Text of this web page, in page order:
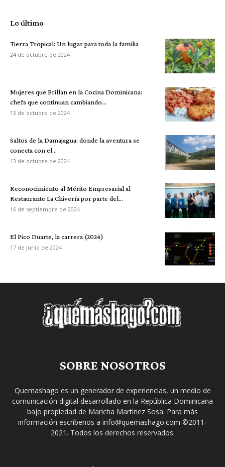
Lo último
Tierra Tropical: Un lugar para toda la familia
24 de octubre de 2024
Mujeres que Brillan en la Cocina Dominicana:
chefs que continuan cambiando...
13 de octubre de 2024
Saltos de la Damajagua: donde la aventura se
conecta con el...
13 de octubre de 2024
Reconocimiento al Mérito Empresarial al
Restaurante La Chivería por parte del...
16 de septiembre de 2024
El Pico Duarte, la carrera (2024)
17 de junio de 2024
SOBRE NOSOTROS
Quemashago es un generador de experiencias, un medio de
comunicación digital desarrollado en la República Dominicana
bajo propiedad de Maricha Martínez Sosa. Para más
información escríbenos a info@quemashago.com ©2011-
2021. Todos los derechos reservados.